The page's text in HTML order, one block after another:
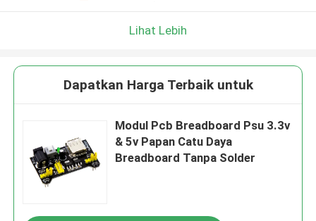
Lihat Lebih
Dapatkan Harga Terbaik untuk
Modul Pcb Breadboard Psu 3.3v
& 5v Papan Catu Daya
Breadboard Tanpa Solder